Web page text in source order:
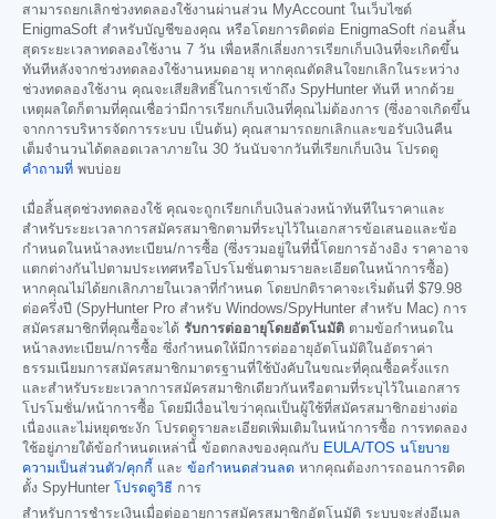
สามารถยกเลิกช่วงทดลองใช้งานผ่านส่วน MyAccount ในเว็บไซต์
EnigmaSoft สำหรับบัญชีของคุณ หรือโดยการติดต่อ EnigmaSoft ก่อนสิ้น
สุดระยะเวลาทดลองใช้งาน 7 วัน เพื่อหลีกเลี่ยงการเรียกเก็บเงินที่จะเกิดขึ้น
ทันทีหลังจากช่วงทดลองใช้งานหมดอายุ หากคุณตัดสินใจยกเลิกในระหว่าง
ช่วงทดลองใช้งาน คุณจะเสียสิทธิ์ในการเข้าถึง SpyHunter ทันที หากด้วย
เหตุผลใดก็ตามที่คุณเชื่อว่ามีการเรียกเก็บเงินที่คุณไม่ต้องการ (ซึ่งอาจเกิดขึ้น
จากการบริหารจัดการระบบ เป็นต้น) คุณสามารถยกเลิกและขอรับเงินคืน
เต็มจำนวนได้ตลอดเวลาภายใน 30 วันนับจากวันที่เรียกเก็บเงิน โปรดดู
คำถามที่ พบบ่อย
เมื่อสิ้นสุดช่วงทดลองใช้ คุณจะถูกเรียกเก็บเงินล่วงหน้าทันทีในราคาและ
สำหรับระยะเวลาการสมัครสมาชิกตามที่ระบุไว้ในเอกสารข้อเสนอและข้อ
กำหนดในหน้าลงทะเบียน/การซื้อ (ซึ่งรวมอยู่ในที่นี้โดยการอ้างอิง ราคาอาจ
แตกต่างกันไปตามประเทศหรือโปรโมชั่นตามรายละเอียดในหน้าการซื้อ)
หากคุณไม่ได้ยกเลิกภายในเวลาที่กำหนด โดยปกติราคาจะเริ่มต้นที่ $79.98
ต่อครึ่งปี (SpyHunter Pro สำหรับ Windows/SpyHunter สำหรับ Mac) การ
สมัครสมาชิกที่คุณซื้อจะได้ รับการต่ออายุโดยอัตโนมัติ ตามข้อกำหนดใน
หน้าลงทะเบียน/การซื้อ ซึ่งกำหนดให้มีการต่ออายุอัตโนมัติในอัตราค่า
ธรรมเนียมการสมัครสมาชิกมาตรฐานที่ใช้บังคับในขณะที่คุณซื้อครั้งแรก
และสำหรับระยะเวลาการสมัครสมาชิกเดียวกันหรือตามที่ระบุไว้ในเอกสาร
โปรโมชั่น/หน้าการซื้อ โดยมีเงื่อนไขว่าคุณเป็นผู้ใช้ที่สมัครสมาชิกอย่างต่อ
เนื่องและไม่หยุดชะงัก โปรดดูรายละเอียดเพิ่มเติมในหน้าการซื้อ การทดลอง
ใช้อยู่ภายใต้ข้อกำหนดเหล่านี้ ข้อตกลงของคุณกับ EULA/TOS นโยบาย
ความเป็นส่วนตัว/คุกกี้ และ ข้อกำหนดส่วนลด หากคุณต้องการถอนการติด
ตั้ง SpyHunter โปรดดูวิธี การ
สำหรับการชำระเงินเมื่อต่ออายุการสมัครสมาชิกอัตโนมัติ ระบบจะส่งอีเมล